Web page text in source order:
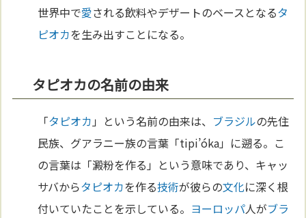
世界中で愛される飲料やデザートのベースとなるタ
ピオカを生み出すことになる。
タピオカの名前の由来
「タピオカ 」という名前の由来は、 ブラジルの先住
民族、グアラニー族の言葉「tipi’óka」に遡る。こ
の言葉は「澱粉を作る」という意味であり、キャッ
サバからタピオカを作る技術が彼らの文化に深く根
付いていたことを示している。 ヨーロッパ人がブラ